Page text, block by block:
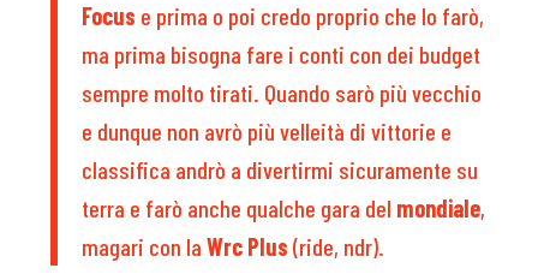
Focus e prima o poi credo proprio che lo farò,
ma prima bisogna fare i conti con dei budget
sempre molto tirati. Quando sarò più vecchio
e dunque non avrò più velleità di vittorie e
classifica andrò a divertirmi sicuramente su
terra e farò anche qualche gara del mondiale,
magari con laWrc Plus (ride, ndr).